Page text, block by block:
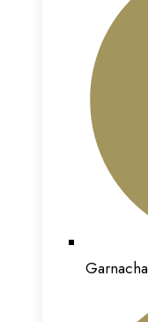
Garnacha